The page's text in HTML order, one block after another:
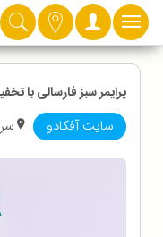
دسته بندی
پرایمر سبز فارسالی با
سایت آفکادو